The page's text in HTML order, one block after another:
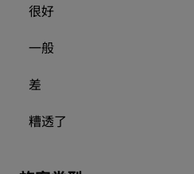
很好
一般
差
糟透了